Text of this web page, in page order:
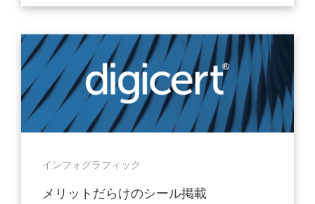
インフォグラフィック
メリットだらけのシール掲載